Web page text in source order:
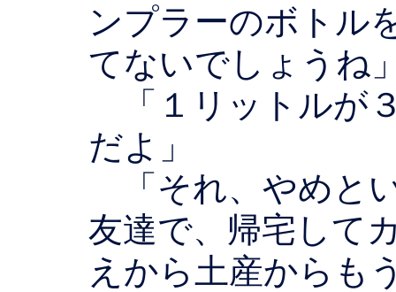
ンプラーのボトル
てないでしょうね
「１リットルが
だよ」
「それ、やめと
友達で、帰宅して
えから土産からも